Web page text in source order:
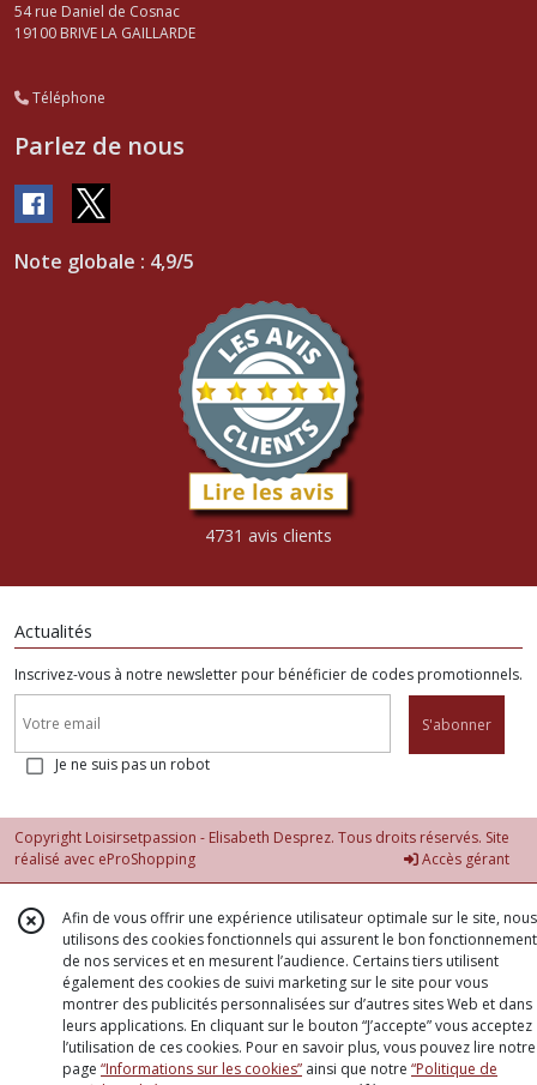
54 rue Daniel de Cosnac
19100 BRIVE LA GAILLARDE
Téléphone
Parlez de nous
Note globale : 4,9/5
4731 avis clients
Actualités
Inscrivez-vous à notre newsletter pour bénéficier de codes promotionnels.
S'abonner
Je ne suis pas un robot
Copyright Loisirsetpassion - Elisabeth Desprez. Tous droits réservés. Site
réalisé avec eProShopping Accès gérant
Afin de vous offrir une expérience utilisateur optimale sur le site, nous
utilisons des cookies fonctionnels qui assurent le bon fonctionnement
de nos services et en mesurent l’audience. Certains tiers utilisent
également des cookies de suivi marketing sur le site pour vous
montrer des publicités personnalisées sur d’autres sites Web et dans
leurs applications. En cliquant sur le bouton “J’accepte” vous acceptez
l’utilisation de ces cookies. Pour en savoir plus, vous pouvez lire notre
page “Informations sur les cookies” ainsi que notre “Politique de